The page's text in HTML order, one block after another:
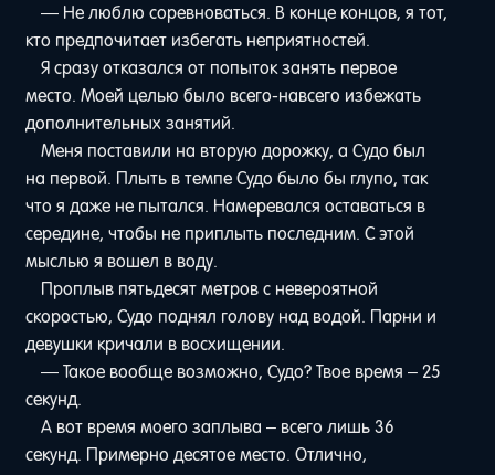
— Не люблю соревноваться. В конце концов, я тот,
кто предпочитает избегать неприятностей.
Я сразу отказался от попыток занять первое
место. Моей целью было всего-навсего избежать
дополнительных занятий.
Меня поставили на вторую дорожку, а Судо был
на первой. Плыть в темпе Судо было бы глупо, так
что я даже не пытался. Намеревался оставаться в
середине, чтобы не приплыть последним. С этой
мыслью я вошел в воду.
Проплыв пятьдесят метров с невероятной
скоростью, Судо поднял голову над водой. Парни и
девушки кричали в восхищении.
— Такое вообще возможно, Судо? Твое время – 25
секунд.
А вот время моего заплыва – всего лишь 36
секунд. Примерно десятое место. Отлично,